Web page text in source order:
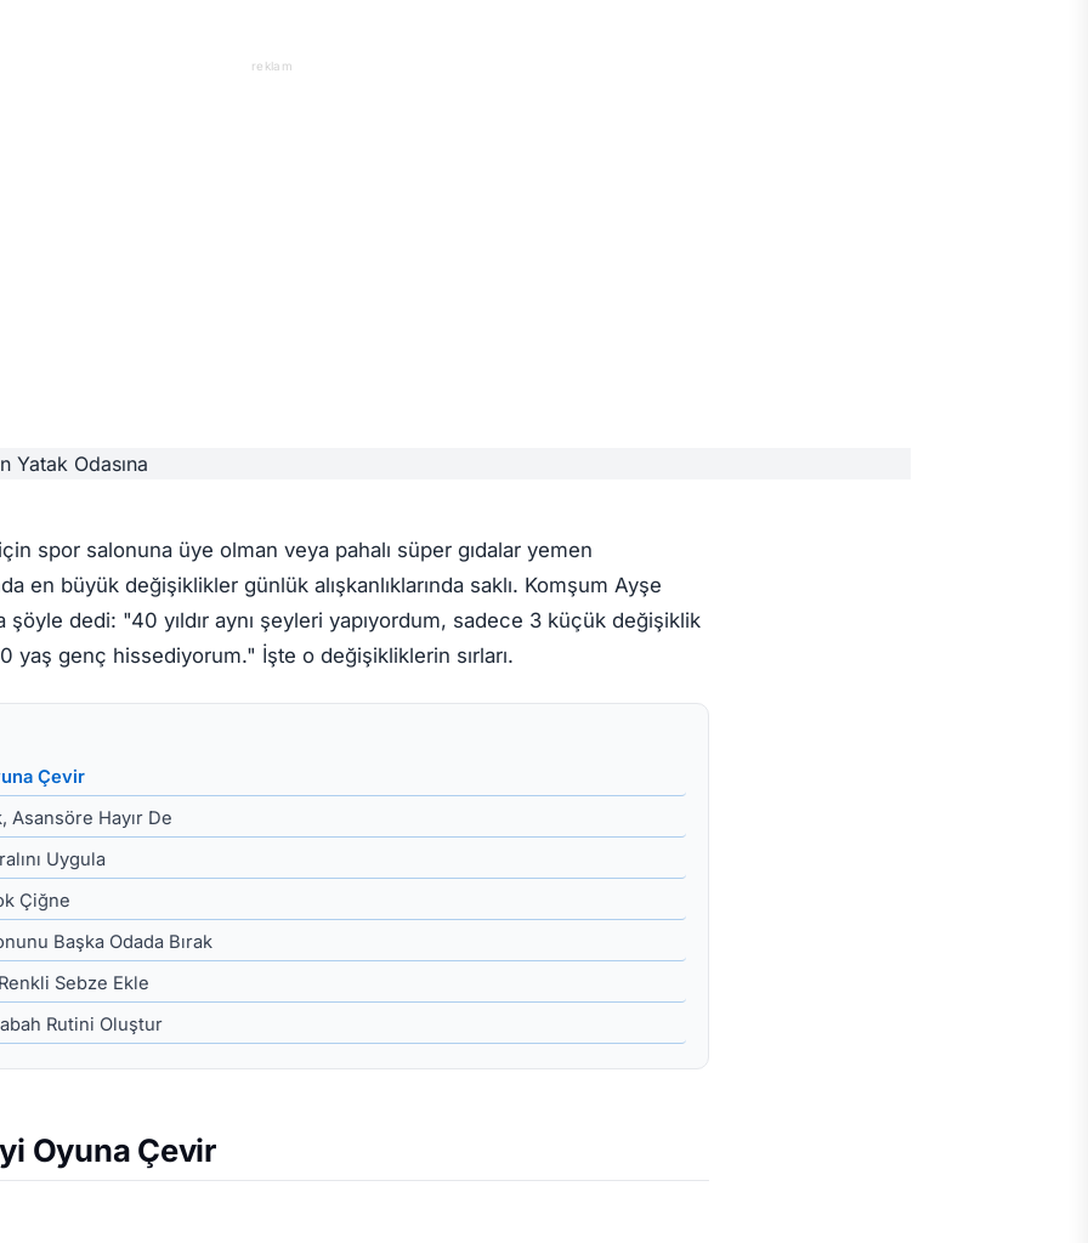
reklam
için spor salonuna üye olman veya pahalı süper gıdalar yemen
en büyük değişiklikler günlük alışkanlıklarında saklı. Komşum Ayşe
dedi: "40 yıldır aynı şeyleri yapıyordum, sadece 3 küçük değişiklik
yaş genç hissediyorum." İşte o değişikliklerin sırları.
Çevir
Asansöre Hayır De
Uygula
Çiğne
Başka Odada Bırak
Sebze Ekle
Rutini Oluştur
Oyuna Çevir